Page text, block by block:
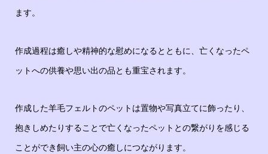
ます。
作成過程は癒しや精神的な慰めになるとともに、亡くなったペ
ットへの供養や思い出の品とも重宝されます。
作成した羊毛フェルトのペットは置物や写真立てに飾ったり、
抱きしめたりすることで亡くなったペットとの繋がりを感じる
ことができ飼い主の心の癒しにつながります。